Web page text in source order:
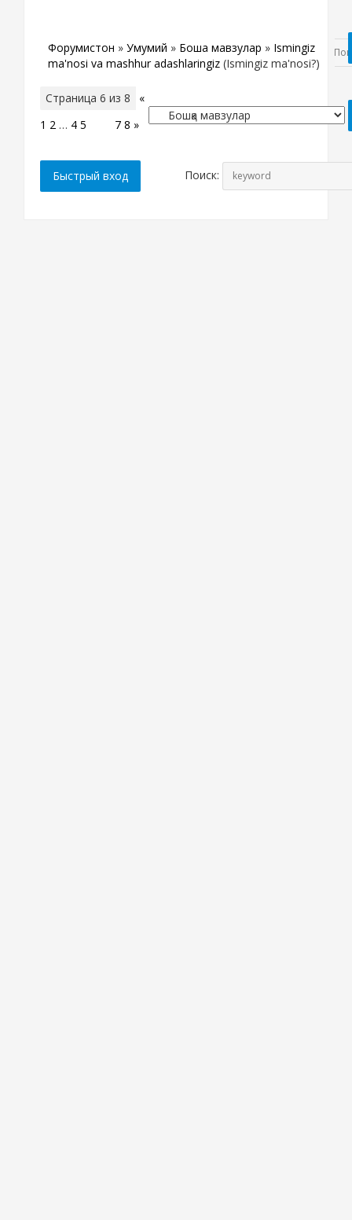
Форумистон » Умумий » Бошқа мавзулар » Ismingiz
ma'nosi va mashhur adashlaringiz (Ismingiz ma'nosi?)
Страница 6 из 8
«
1 2 … 4 5 7 8 »
Поиск: